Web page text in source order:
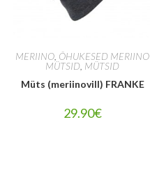
MERIINO ÕHUKESED MERIINO
MÜTSID MÜTSID
Müts (meriinovill) FRANKE
29.90€